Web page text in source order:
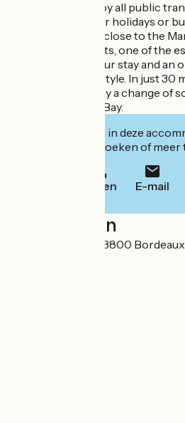
easily accessible by all public
bus, Vcub) for your holidays or
Your residence is close to the
its cosy restaurants, one of the
experiences of your stay and
the Bordeaux lifestyle. In just 30
train, you can enjoy a change of
on the Arcachon Bay.
Geïnteresseerd in deze
website om te boeken of
Bellen E-mail
Localisation
21 cours Barbey 33800 Bordeaux